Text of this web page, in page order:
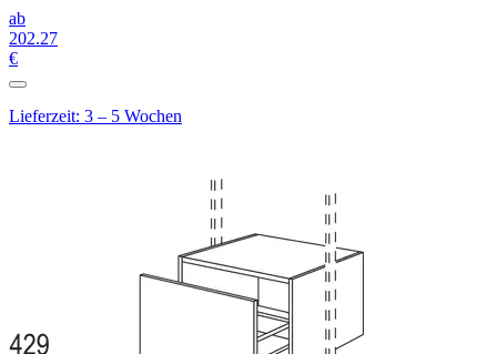
ab
202.27
€
Lieferzeit: 3 – 5 Wochen